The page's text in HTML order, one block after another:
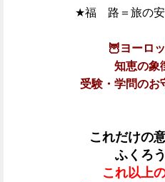
★福 路＝旅の安
🦉ヨーロ
知恵の象
受験・学問のお
これだけの
ふくろ
これ以上